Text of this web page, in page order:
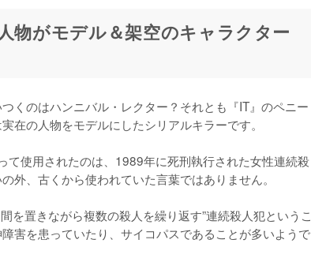
物がモデル＆架空のキャラクター
くのはハンニバル・レクター？それとも『IT』のペニー
在の人物をモデルにしたシリアルキラーです。
て使用されたのは、1989年に死刑執行された女性連続殺
外、古くから使われていた言葉ではありません。
を置きながら複数の殺人を繰り返す”連続殺人犯というこ
害を患っていたり、サイコパスであることが多いようで